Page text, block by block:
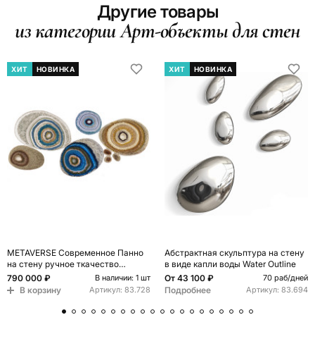
Другие товары
из категории Арт-объекты для стен
ХИТ НОВИНКА
METAVERSE Современное Панно
на стену ручное ткачество
Большая композиция из 5 частей
790 000 ₽ В наличии: 1 шт
В корзину Артикул: 83.728
ХИТ НОВИНКА
Абстрактная скульптура на стену
в виде капли воды Water Outline
От 43 100 ₽ 70 раб/дней
Подробнее Артикул: 83.694